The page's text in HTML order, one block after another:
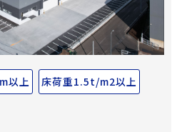
以上 床荷重1.5t/m2以上